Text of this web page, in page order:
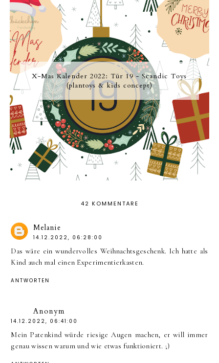
X-Mas Kalender 2022: Tür 19 - Scandic Toys
(plantoys & kids concept)
42 KOMMENTARE
Melanie
14.12.2022, 06:28:00
Das wäre ein wundervolles Weihnachtsgeschenk. Ich hatte als
Kind auch mal einen Experimentierkasten.
ANTWORTEN
Anonym
14.12.2022, 06:41:00
Mein Patenkind würde riesige Augen machen, er will immer
genau wissen warum und wie etwas funktioniert. ;)